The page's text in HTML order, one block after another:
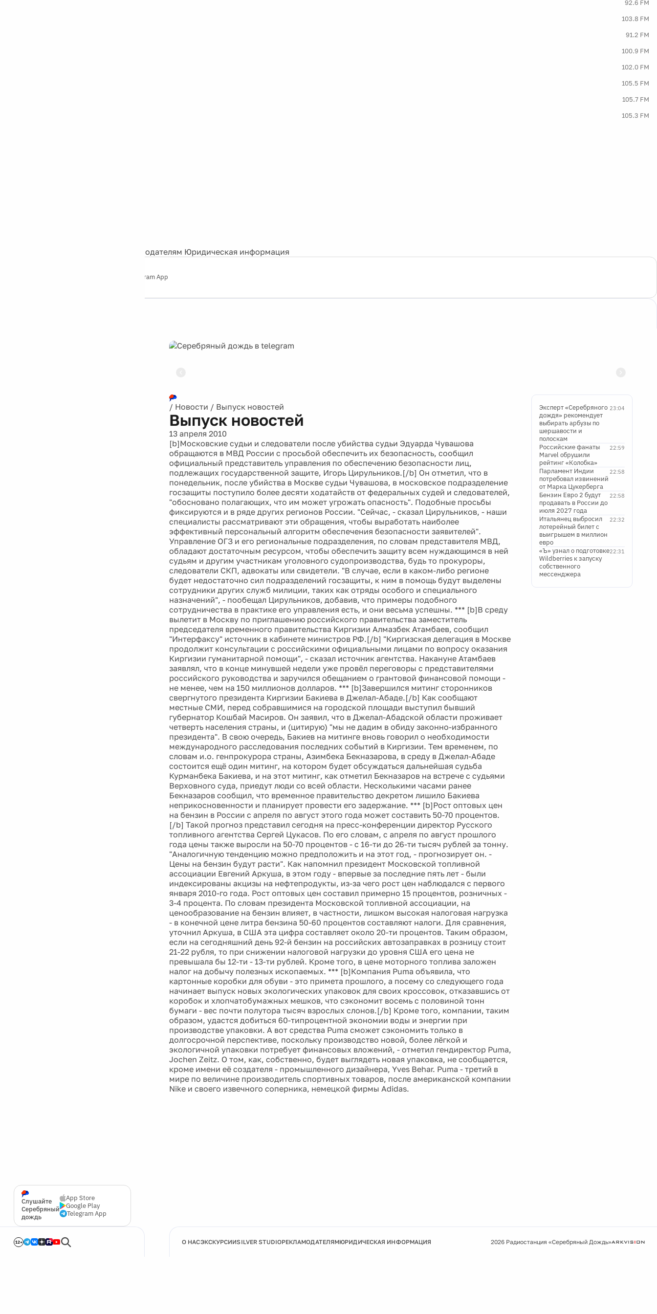
92.6 FM
103.8 FM
91.2 FM
100.9 FM
102.0 FM
105.5 FM
105.7 FM
105.3 FM
Рекламодателям Юридическая информация
Telegram App
Слушайте
Серебряный
дождь
App Store
Google Play
Telegram App
12+
/ Новости / Выпуск новостей
Выпуск новостей
13 апреля 2010
[b]Московские судьи и следователи после убийства судьи Эдуарда Чувашова
обращаются в МВД России с просьбой обеспечить их безопасность, сообщил
официальный представитель управления по обеспечению безопасности лиц,
подлежащих государственной защите, Игорь Цирульников.[/b] Он отметил, что в
понедельник, после убийства в Москве судьи Чувашова, в московское подразделение
госзащиты поступило более десяти ходатайств от федеральных судей и следователей,
"обосновано полагающих, что им может угрожать опасность". Подобные просьбы
фиксируются и в ряде других регионов России. "Сейчас, - сказал Цирульников, - наши
специалисты рассматривают эти обращения, чтобы выработать наиболее
эффективный персональный алгоритм обеспечения безопасности заявителей".
Управление ОГЗ и его региональные подразделения, по словам представителя МВД,
обладают достаточным ресурсом, чтобы обеспечить защиту всем нуждающимся в ней
судьям и другим участникам уголовного судопроизводства, будь то прокуроры,
следователи СКП, адвокаты или свидетели. "В случае, если в каком-либо регионе
будет недостаточно сил подразделений госзащиты, к ним в помощь будут выделены
сотрудники других служб милиции, таких как отряды особого и специального
назначений", - пообещал Цирульников, добавив, что примеры подобного
сотрудничества в практике его управления есть, и они весьма успешны. *** [b]В среду
вылетит в Москву по приглашению российского правительства заместитель
председателя временного правительства Киргизии Алмазбек Атамбаев, сообщил
"Интерфаксу" источник в кабинете министров РФ.[/b] "Киргизская делегация в Москве
продолжит консультации с российскими официальными лицами по вопросу оказания
Киргизии гуманитарной помощи", - сказал источник агентства. Накануне Атамбаев
заявлял, что в конце минувшей недели уже провёл переговоры с представителями
российского руководства и заручился обещанием о грантовой финансовой помощи -
не менее, чем на 150 миллионов долларов. *** [b]Завершился митинг сторонников
свергнутого президента Киргизии Бакиева в Джелал-Абаде.[/b] Как сообщают
местные СМИ, перед собравшимися на городской площади выступил бывший
губернатор Кошбай Масиров. Он заявил, что в Джелал-Абадской области проживает
четверть населения страны, и (цитирую) "мы не дадим в обиду законно-избранного
президента". В свою очередь, Бакиев на митинге вновь говорил о необходимости
международного расследования последних событий в Киргизии. Тем временем, по
словам и.о. генпрокурора страны, Азимбека Бекназарова, в среду в Джелал-Абаде
состоится ещё один митинг, на котором будет обсуждаться дальнейшая судьба
Курманбека Бакиева, и на этот митинг, как отметил Бекназаров на встрече с судьями
Верховного суда, приедут люди со всей области. Несколькими часами ранее
Бекназаров сообщил, что временное правительство декретом лишило Бакиева
неприкосновенности и планирует провести его задержание. *** [b]Рост оптовых цен
на бензин в России с апреля по август этого года может составить 50-70 процентов.
[/b] Такой прогноз представил сегодня на пресс-конференции директор Русского
топливного агентства Сергей Цукасов. По его словам, с апреля по август прошлого
года цены также выросли на 50-70 процентов - с 16-ти до 26-ти тысяч рублей за тонну.
"Аналогичную тенденцию можно предположить и на этот год, - прогнозирует он. -
Цены на бензин будут расти". Как напомнил президент Московской топливной
ассоциации Евгений Аркуша, в этом году - впервые за последние пять лет - были
индексированы акцизы на нефтепродукты, из-за чего рост цен наблюдался с первого
января 2010-го года. Рост оптовых цен составил примерно 15 процентов, розничных -
3-4 процента. По словам президента Московской топливной ассоциации, на
ценообразование на бензин влияет, в частности, лишком высокая налоговая нагрузка
- в конечной цене литра бензина 50-60 процентов составляют налоги. Для сравнения,
уточнил Аркуша, в США эта цифра составляет около 20-ти процентов. Таким образом,
если на сегодняшний день 92-й бензин на российских автозаправках в розницу стоит
21-22 рубля, то при снижении налоговой нагрузки до уровня США его цена не
превышала бы 12-ти - 13-ти рублей. Кроме того, в цене моторного топлива заложен
налог на добычу полезных ископаемых. *** [b]Компания Puma объявила, что
картонные коробки для обуви - это примета прошлого, а посему со следующего года
начинает выпуск новых экологических упаковок для своих кроссовок, отказавшись от
коробок и хлопчатобумажных мешков, что сэкономит восемь с половиной тонн
бумаги - вес почти полутора тысяч взрослых слонов.[/b] Кроме того, компании, таким
образом, удастся добиться 60-типроцентной экономии воды и энергии при
производстве упаковки. А вот средства Puma сможет сэкономить только в
долгосрочной перспективе, поскольку производство новой, более лёгкой и
экологичной упаковки потребует финансовых вложений, - отметил гендиректор Puma,
Jochen Zeitz. О том, как, собственно, будет выглядеть новая упаковка, не сообщается,
кроме имени её создателя - промышленного дизайнера, Yves Behar. Puma - третий в
мире по величине производитель спортивных товаров, после американской компании
Nike и своего извечного соперника, немецкой фирмы Adidas.
23:04
Эксперт «Серебряного
дождя» рекомендует
выбирать арбузы по
шершавости и
полоскам
22:59
Российские фанаты
Marvel обрушили
рейтинг «Колобка»
22:58
Парламент Индии
потребовал извинений
от Марка Цукерберга
22:58
Бензин Евро 2 будут
продавать в России до
июля 2027 года
22:32
Итальянец выбросил
лотерейный билет с
выигрышем в миллион
евро
22:31
«Ъ» узнал о подготовке
Wildberries к запуску
собственного
мессенджера
О НАСЭКСКУРСИИSILVER STUDIOРЕКЛАМОДАТЕЛЯМЮРИДИЧЕСКАЯ ИНФОРМАЦИЯ 2026 Радиостанция «Серебряный Дождь»